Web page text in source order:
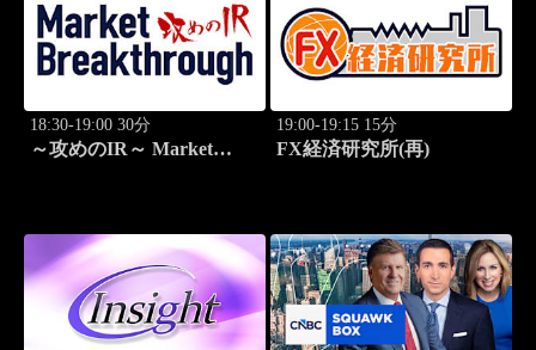
18:30-19:00 30分
～攻めのIR～ Market
19:00-19:15 15分
FX経済研究所(再)